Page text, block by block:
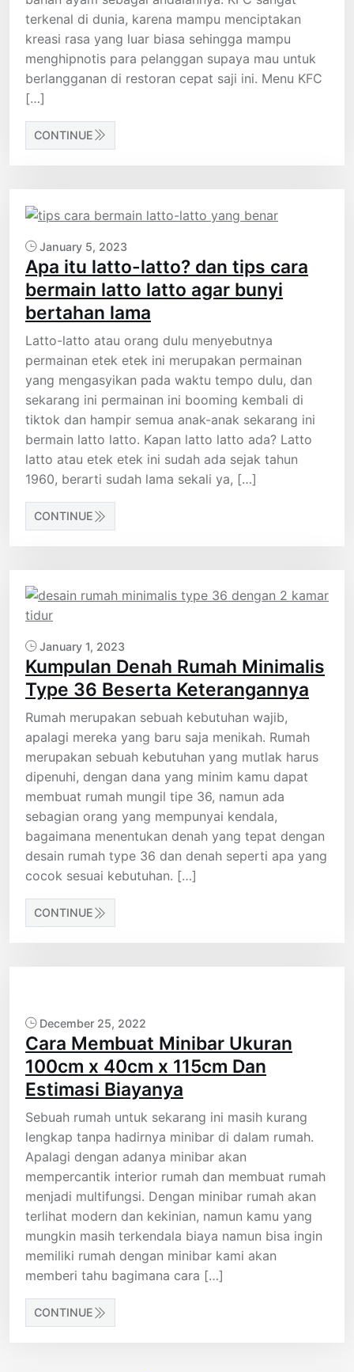
terkenal di dunia, karena mampu menciptakan
kreasi rasa yang luar biasa sehingga mampu
menghipnotis para pelanggan supaya mau untuk
berlangganan di restoran cepat saji ini. Menu KFC
[…]
CONTINUE
January 5, 2023
Apa itu latto-latto? dan tips cara
bermain latto latto agar bunyi
bertahan lama
Latto-latto atau orang dulu menyebutnya
permainan etek etek ini merupakan permainan
yang mengasyikan pada waktu tempo dulu, dan
sekarang ini permainan ini booming kembali di
tiktok dan hampir semua anak-anak sekarang ini
bermain latto latto. Kapan latto latto ada? Latto
latto atau etek etek ini sudah ada sejak tahun
1960, berarti sudah lama sekali ya, […]
CONTINUE
January 1, 2023
Kumpulan Denah Rumah Minimalis
Type 36 Beserta Keterangannya
Rumah merupakan sebuah kebutuhan wajib,
apalagi mereka yang baru saja menikah. Rumah
merupakan sebuah kebutuhan yang mutlak harus
dipenuhi, dengan dana yang minim kamu dapat
membuat rumah mungil tipe 36, namun ada
sebagian orang yang mempunyai kendala,
bagaimana menentukan denah yang tepat dengan
desain rumah type 36 dan denah seperti apa yang
cocok sesuai kebutuhan. […]
CONTINUE
December 25, 2022
Cara Membuat Minibar Ukuran
100cm x 40cm x 115cm Dan
Estimasi Biayanya
Sebuah rumah untuk sekarang ini masih kurang
lengkap tanpa hadirnya minibar di dalam rumah.
Apalagi dengan adanya minibar akan
mempercantik interior rumah dan membuat rumah
menjadi multifungsi. Dengan minibar rumah akan
terlihat modern dan kekinian, namun kamu yang
mungkin masih terkendala biaya namun bisa ingin
memiliki rumah dengan minibar kami akan
memberi tahu bagimana cara […]
CONTINUE